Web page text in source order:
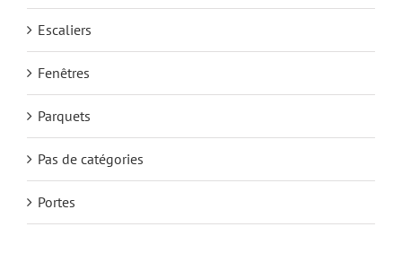
Escaliers
Fenêtres
Parquets
Pas de catégories
Portes